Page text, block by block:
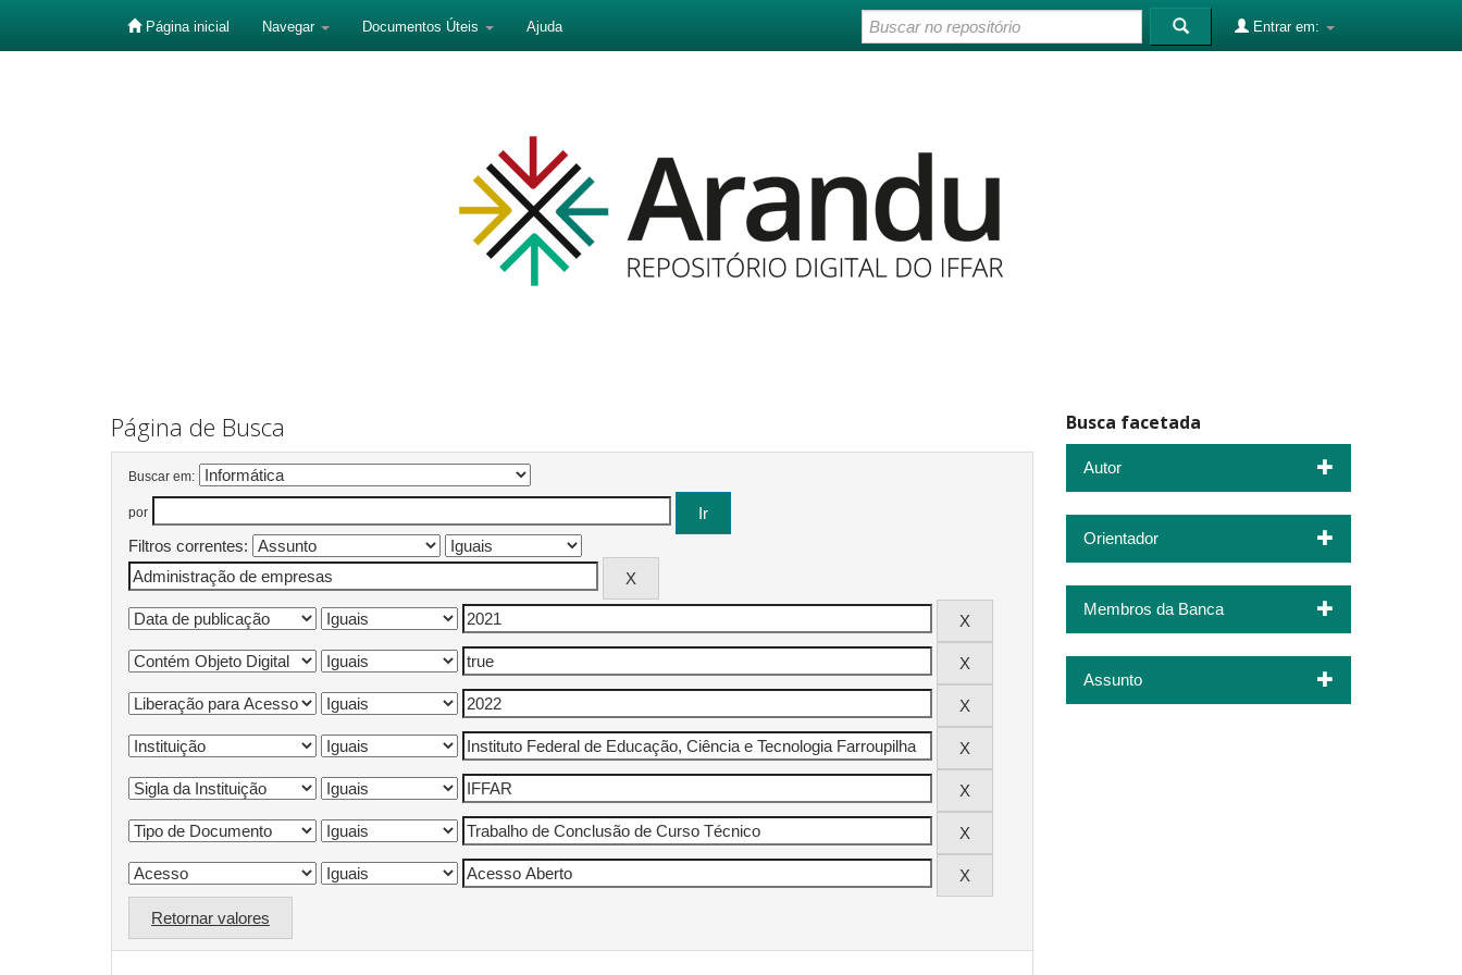
Página inicial Navegar Documentos Úteis Ajuda Entrar em:
Página de Busca
Buscar em:
por
Filtros correntes:
Retornar valores
Busca facetada
Autor
Orientador
Membros da Banca
Assunto